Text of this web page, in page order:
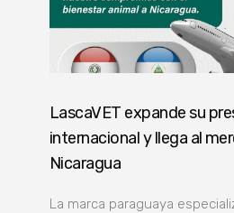
LascaVET expande su
internacional y llega al
Nicaragua
La marca paraguaya